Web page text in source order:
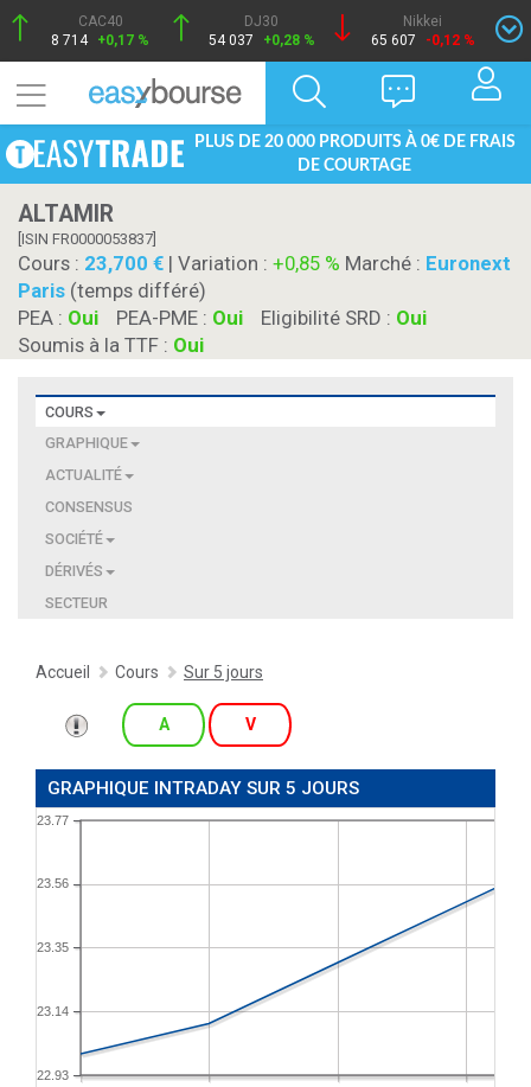
CAC40
8 714 +0,17 %
DJ30
54 037
+0,28 %
Nikkei
65 607
-0,12 %
PLUS DE 20 000 PRODUITS À 0€ DE FRAIS
DE COURTAGE
ALTAMIR
[ISIN FR0000053837]
Cours : 23,700 | Variation : +0,85 % Marché : Euronext
Paris (temps différé)
PEA : Oui PEA-PME : Oui Eligibilité SRD : Oui
Soumis à la TTF : Oui
COURS
GRAPHIQUE
ACTUALITÉ
CONSENSUS
SOCIÉTÉ
DÉRIVÉS
SECTEUR
Accueil Cours Sur 5 jours
A V
GRAPHIQUE INTRADAY SUR 5 JOURS
22.93
23.14
23.35
23.56
23.77